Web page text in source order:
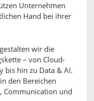
Unternehmen
Hand bei ihrer
wir die
– von Cloud-
bis hin zu Data & AI.
den Bereichen
Communication und